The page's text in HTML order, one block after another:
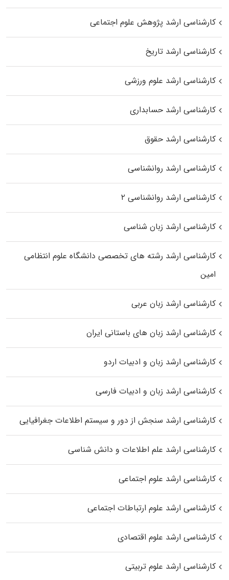
کارشناسی ارشد پژوهش علوم اجتماعی
کارشناسی ارشد تاریخ
کارشناسی ارشد علوم ورزشی
کارشناسی ارشد حسابداری
کارشناسی ارشد حقوق
کارشناسی ارشد روانشناسی
کارشناسی ارشد روانشناسی ۲
کارشناسی ارشد زبان شناسی
کارشناسی ارشد رﺷﺘﻪ ﻫﺎی تخصصی داﻧﺸﮕﺎه ﻋﻠﻮم انتظامی
اﻣﻴﻦ
کارشناسی ارشد زبان عربی
کارشناسی ارشد زبان‌ های باستانی ایران
کارشناسی ارشد زبان و ادبیات اردو
کارشناسی ارشد زبان و ادبیات فارسی
کارشناسی ارشد سنجش از دور و سیستم اطلاعات جغرافیایی
کارشناسی ارشد علم اطلاعات و دانش شناسی
کارشناسی ارشد علوم اجتماعی
کارشناسی ارشد علوم ارتباطات اجتماعی
کارشناسی ارشد علوم اقتصادی
کارشناسی ارشد علوم تربیتی